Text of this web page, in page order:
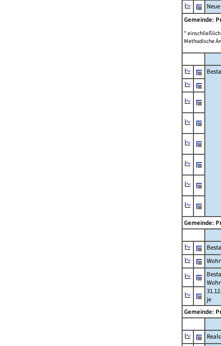
Gemeinde:
*
Methodische
Gemeinde:
je
Gemeinde: